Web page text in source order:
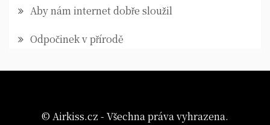
Aby nám internet dobře sloužil
Odpočinek v přírodě
© Airkiss.cz - Všechna práva vyhrazena.